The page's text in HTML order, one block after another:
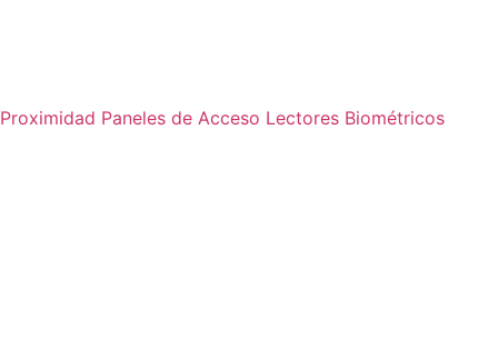
Paneles de Acceso Lectores Biométricos